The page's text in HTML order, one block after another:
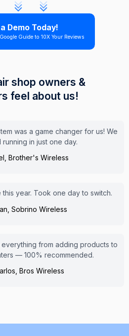
Demo Today!
Guide to 10X Your Reviews
shop owners &
feel about us!
was a game changer for us! We
in just one day.
Brother's Wireless
year. Took one day to switch.
Sobrino Wireless
from adding products to
— 100% recommended.
Bros Wireless